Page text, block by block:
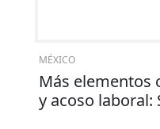
MÉXICO
Más elementos
y acoso laboral: